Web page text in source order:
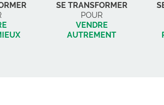
SE TRANSFORMER
POUR
VENDRE
AUTREMENT